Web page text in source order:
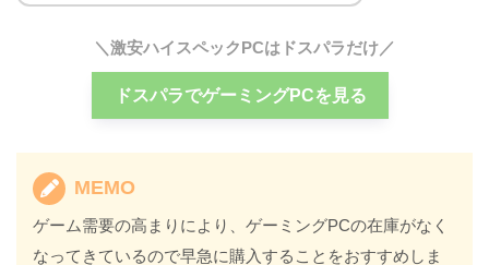
＼激安ハイスペックPCはドスパラだけ／
ドスパラでゲーミングPCを見る
MEMO
ゲーム需要の高まりにより、ゲーミングPCの在庫がなく
なってきているので早急に購入することをおすすめしま